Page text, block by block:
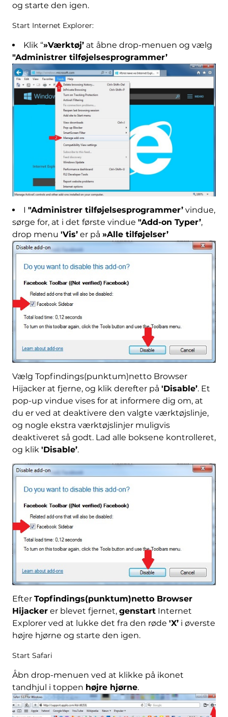
og starte den igen.
Start Internet Explorer:
Klik “»Værktøj’at åbne drop-menuen og vælg
"Administrer tilføjelsesprogrammer’
I "Administrer tilføjelsesprogrammer’vindue,
sørge for, at i det første vindue "Add-on Typer’,
drop menu 'Vis’er på »Alle tilføjelser’
Vælg Topfindings(punktum)netto Browser
Hijacker at fjerne, og klik derefter på 'Disable’. Et
pop-up vindue vises for at informere dig om, at
du er ved at deaktivere den valgte værktøjslinje,
og nogle ekstra værktøjslinjer muligvis
deaktiveret så godt. Lad alle boksene kontrolleret,
og klik 'Disable’.
Efter Topfindings(punktum)netto Browser
Hijackerer blevet fjernet, genstartInternet
Explorer ved at lukke det fra den røde 'X’i øverste
højre hjørne og starte den igen.
Start Safari
Åbn drop-menuen ved at klikke på ikonet
tandhjul i toppen højre hjørne.